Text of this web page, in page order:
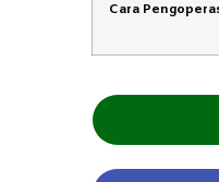
Cara